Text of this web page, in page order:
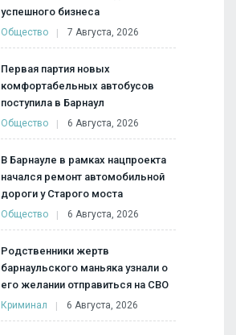
успешного бизнеса
Общество 7 Августа, 2026
Первая партия новых
комфортабельных автобусов
поступила в Барнаул
Общество 6 Августа, 2026
В Барнауле в рамках нацпроекта
начался ремонт автомобильной
дороги у Старого моста
Общество 6 Августа, 2026
Родственники жертв
барнаульского маньяка узнали о
его желании отправиться на СВО
Криминал 6 Августа, 2026